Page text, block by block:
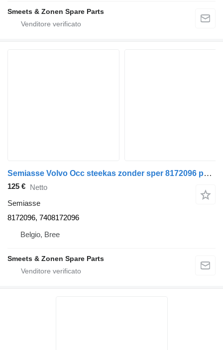
Smeets & Zonen Spare Parts
Semiasse Volvo Occ steekas zonder sper 8172096 per camion
125 € Netto
Semiasse
8172096, 7408172096
Belgio, Bree
Smeets & Zonen Spare Parts